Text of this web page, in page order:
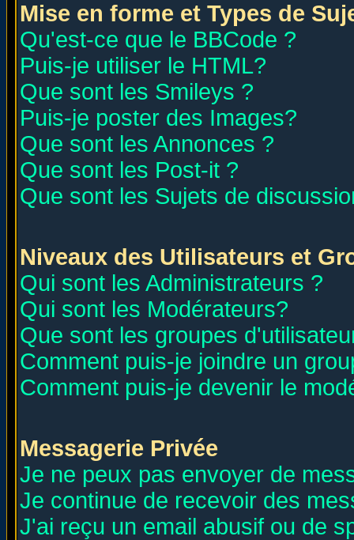
Mise en forme et Types de
Qu'est-ce que le BBCode ?
Puis-je utiliser le HTML?
Que sont les Smileys ?
Puis-je poster des Images?
Que sont les Annonces ?
Que sont les Post-it ?
Que sont les Sujets de
Niveaux des Utilisateurs et
Qui sont les Administrateurs ?
Qui sont les Modérateurs?
Que sont les groupes
Comment puis-je joindre un
Comment puis-je devenir le
Messagerie Privée
Je ne peux pas envoyer de
Je continue de recevoir des
J'ai reçu un email abusif ou de